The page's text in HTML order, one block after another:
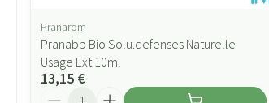
Pranarom
Pranabb Bio Solu.defenses Naturelle
Usage Ext.10ml
13,15 €
Quantité